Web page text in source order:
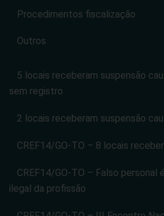
Procedimentos fiscalização
Outros
5 locais receberam suspensão
sem registro
2 locais receberam suspensão
CREF14/GO-TO – 8 locais
CREF14/GO-TO – Falso personal
ilegal da profissão